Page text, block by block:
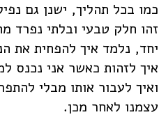
כמו בכל תהליך, ישנן גם
זהו חלק טבעי ובלתי נפרד
יחד, נלמד איך להפחית את
איך לזהות כאשר אני נכנס
ואיך לעבור אותו מבלי
עצמנו לאחר מכן.